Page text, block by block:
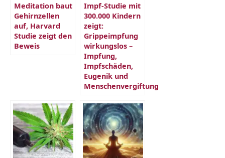
Meditation baut
Gehirnzellen
auf, Harvard
Studie zeigt den
Beweis
Impf-Studie mit
300.000 Kindern
zeigt:
Grippeimpfung
wirkungslos –
Impfung,
Impfschäden,
Eugenik und
Menschenvergiftung